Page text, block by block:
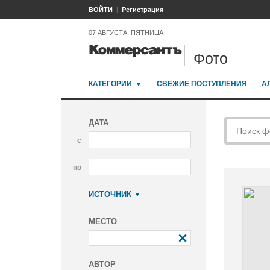
ВОЙТИ Регистрация
07 АВГУСТА, ПЯТНИЦА
Фото
КАТЕГОРИИ СВЕЖИЕ ПОСТУПЛЕНИЯ
ДАТА
с
по
ИСТОЧНИК
МЕСТО
АВТОР